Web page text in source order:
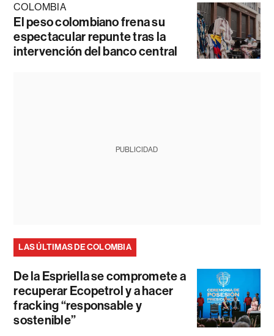
COLOMBIA
El peso colombiano frena su
espectacular repunte tras la
intervención del banco central
PUBLICIDAD
LAS ÚLTIMAS DE COLOMBIA
De la Espriella se compromete a
recuperar Ecopetrol y a hacer
fracking “responsable y
sostenible”